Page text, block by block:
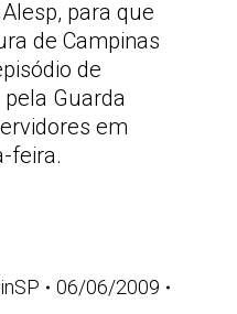
para que
de Campinas
de
Guarda
em
feira.
06/06/2009